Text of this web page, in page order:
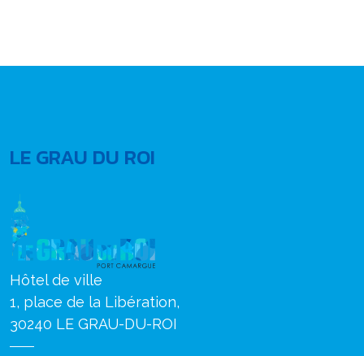
LE GRAU DU ROI
Hôtel de ville
1, place de la Libération,
30240 LE GRAU-DU-ROI